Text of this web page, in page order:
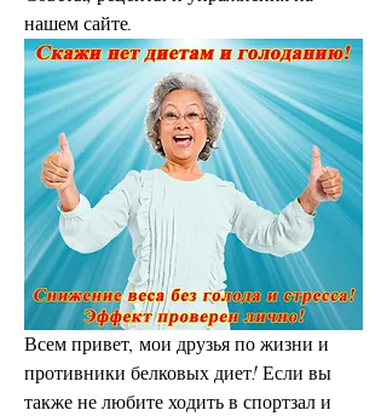
нашем сайте.
Всем привет, мои друзья по жизни и
противники белковых диет! Если вы
также не любите ходить в спортзал и